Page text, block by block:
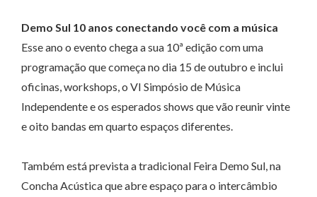
Demo Sul 10 anos conectando você com a música
Esse ano o evento chega a sua 10ª edição com uma
programação que começa no dia 15 de outubro e inclui
oficinas, workshops, o VI Simpósio de Música
Independente e os esperados shows que vão reunir vinte
e oito bandas em quarto espaços diferentes.
Também está prevista a tradicional Feira Demo Sul, na
Concha Acústica que abre espaço para o intercâmbio